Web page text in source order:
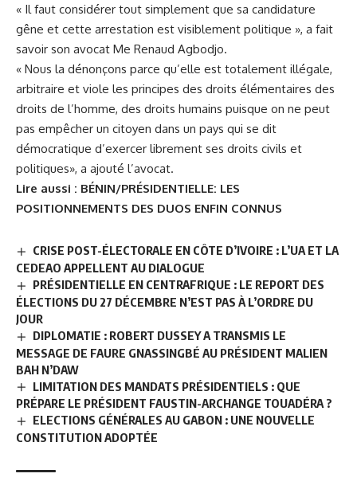
« Il faut considérer tout simplement que sa candidature
gêne et cette arrestation est visiblement politique », a fait
savoir son avocat Me Renaud Agbodjo.
« Nous la dénonçons parce qu’elle est totalement illégale,
arbitraire et viole les principes des droits élémentaires des
droits de l’homme, des droits humains puisque on ne peut
pas empêcher un citoyen dans un pays qui se dit
démocratique d’exercer librement ses droits civils et
politiques», a ajouté l’avocat.
Lire aussi : BÉNIN/PRÉSIDENTIELLE: LES
POSITIONNEMENTS DES DUOS ENFIN CONNUS
CRISE POST-ÉLECTORALE EN CÔTE D’IVOIRE : L’UA ET LA
CEDEAO APPELLENT AU DIALOGUE
PRÉSIDENTIELLE EN CENTRAFRIQUE : LE REPORT DES
ÉLECTIONS DU 27 DÉCEMBRE N’EST PAS À L’ORDRE DU
JOUR
DIPLOMATIE : ROBERT DUSSEY A TRANSMIS LE
MESSAGE DE FAURE GNASSINGBÉ AU PRÉSIDENT MALIEN
BAH N’DAW
LIMITATION DES MANDATS PRÉSIDENTIELS : QUE
PRÉPARE LE PRÉSIDENT FAUSTIN-ARCHANGE TOUADÉRA ?
ELECTIONS GÉNÉRALES AU GABON : UNE NOUVELLE
CONSTITUTION ADOPTÉE